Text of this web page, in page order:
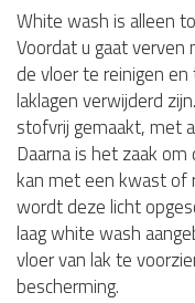
White wash is alleen
Voordat u gaat
de vloer te reinigen
laklagen verwijderd
stofvrij gemaakt, met
Daarna is het zaak
kan met een kwast of
wordt deze licht
laag white wash
vloer van lak te
bescherming.